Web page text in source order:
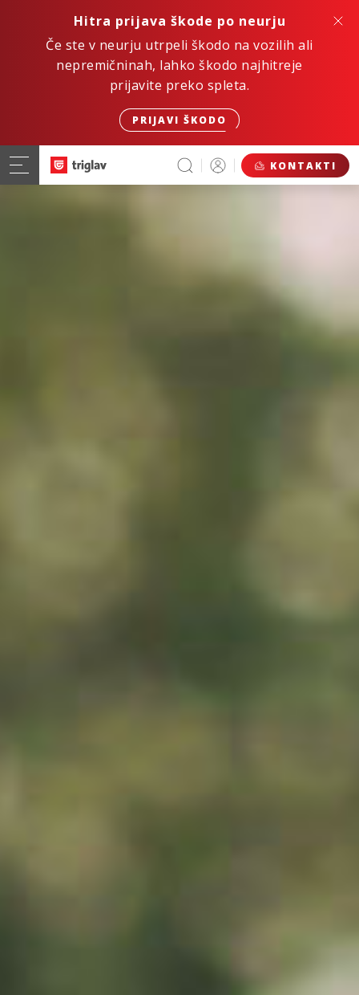
Hitra prijava škode po neurju
Če ste v neurju utrpeli škodo na vozilih ali
nepremičninah, lahko škodo najhitreje
prijavite preko spleta.
PRIJAVI ŠKODO
KONTAKTI